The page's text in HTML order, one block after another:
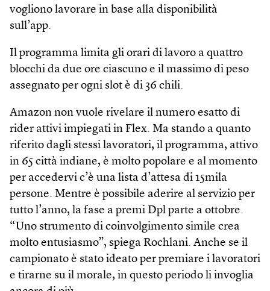
vogliono lavorare in base alla disponibilità
sull’app.
Il programma limita gli orari di lavoro a quattro
blocchi da due ore ciascuno e il massimo di peso
assegnato per ogni slot è di 36 chili.
Amazon non vuole rivelare il numero esatto di
rider attivi impiegati in Flex. Ma stando a quanto
riferito dagli stessi lavoratori, il programma, attivo
in 65 città indiane, è molto popolare e al momento
per accedervi c’è una lista d’attesa di 15mila
persone. Mentre è possibile aderire al servizio per
tutto l’anno, la fase a premi Dpl parte a ottobre.
“Uno strumento di coinvolgimento simile crea
molto entusiasmo”, spiega Rochlani. Anche se il
campionato è stato ideato per premiare i lavoratori
e tirarne su il morale, in questo periodo li invoglia